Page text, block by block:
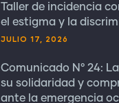
Taller de incidencia
el estigma y la
JULIO 17, 2026
Comunicado N° 24:
su solidaridad y
ante la emergencia